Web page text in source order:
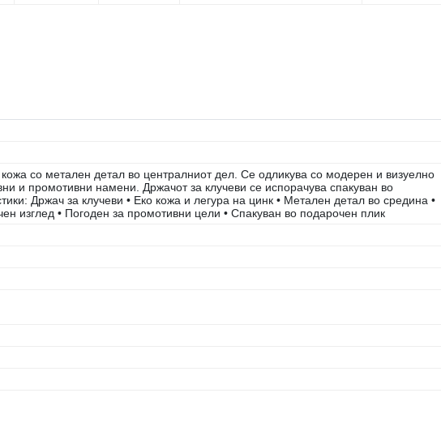
со метален детал во централниот дел. Се одликува со модерен и визуелно
и промотивни намени. Држачот за клучеви се испорачува спакуван во
Држач за клучеви • Еко кожа и легура на цинк • Метален детал во средина •
изглед • Погоден за промотивни цели • Спакуван во подарочен плик